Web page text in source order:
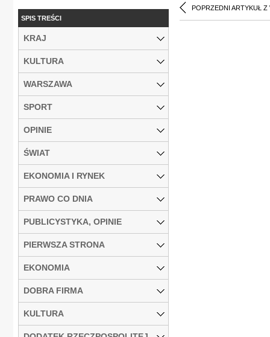
POPRZEDNI ARTYKUŁ Z
SPIS TREŚCI
KRAJ
KULTURA
WARSZAWA
SPORT
OPINIE
ŚWIAT
EKONOMIA I RYNEK
PRAWO CO DNIA
PUBLICYSTYKA, OPINIE
PIERWSZA STRONA
EKONOMIA
DOBRA FIRMA
KULTURA